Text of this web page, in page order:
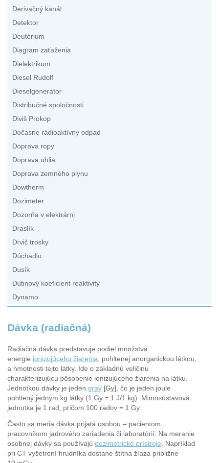
Derivačný kanál
Detektor
Deutérium
Diagram zaťaženia
Dielektrikum
Diesel Rudolf
Dieselgenerátor
Distribučné spoločnosti
Diviš Prokop
Dočasne rádioaktívny odpad
Doprava ropy
Doprava uhlia
Doprava zemného plynu
Dowtherm
Dozimeter
Dozorňa v elektrárni
Draslík
Drvič trosky
Dúchadlo
Dusík
Dutinový koeficient reaktivity
Dynamo
Dávka (radiačná)
Radiačná dávka predstavuje podiel množstva
energie ionizujúceho žiarenia , pohltenej anorganickou látkou,
a hmotnosti tejto látky. Ide o základnú veličinu
charakterizujúcu pôsobenie ionizujúceho žiarenia na látku.
Jednotkou dávky je jeden gray [Gy], čo je jeden joule
pohltený jedným kg látky (1 Gy = 1 J/1 kg). Mimosústavová
jednotka je 1 rad, pričom 100 radov = 1 Gy.
Často sa meria dávka prijatá osobou – pacientom,
pracovníkom jadrového zariadenia či laboratórií. Na meranie
osobnej dávky sa používajú dozimetrické prístroje. Napríklad
pri CT vyšetrení hrudníka dostane štítna žľaza približne